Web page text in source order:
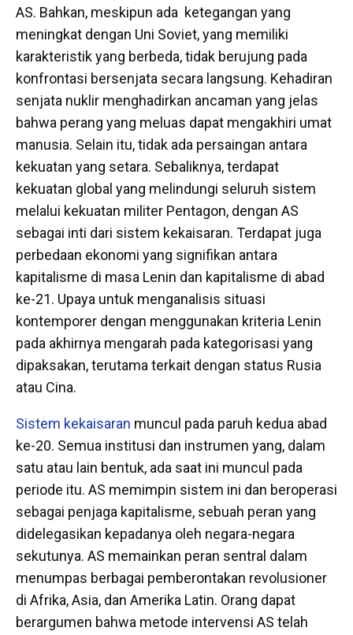
AS. Bahkan, meskipun ada ketegangan yang
meningkat dengan Uni Soviet, yang memiliki
karakteristik yang berbeda, tidak berujung pada
konfrontasi bersenjata secara langsung. Kehadiran
senjata nuklir menghadirkan ancaman yang jelas
bahwa perang yang meluas dapat mengakhiri umat
manusia. Selain itu, tidak ada persaingan antara
kekuatan yang setara. Sebaliknya, terdapat
kekuatan global yang melindungi seluruh sistem
melalui kekuatan militer Pentagon, dengan AS
sebagai inti dari sistem kekaisaran. Terdapat juga
perbedaan ekonomi yang signifikan antara
kapitalisme di masa Lenin dan kapitalisme di abad
ke-21. Upaya untuk menganalisis situasi
kontemporer dengan menggunakan kriteria Lenin
pada akhirnya mengarah pada kategorisasi yang
dipaksakan, terutama terkait dengan status Rusia
atau Cina.
Sistem kekaisaran muncul pada paruh kedua abad
ke-20. Semua institusi dan instrumen yang, dalam
satu atau lain bentuk, ada saat ini muncul pada
periode itu. AS memimpin sistem ini dan beroperasi
sebagai penjaga kapitalisme, sebuah peran yang
didelegasikan kepadanya oleh negara-negara
sekutunya. AS memainkan peran sentral dalam
menumpas berbagai pemberontakan revolusioner
di Afrika, Asia, dan Amerika Latin. Orang dapat
berargumen bahwa metode intervensi AS telah